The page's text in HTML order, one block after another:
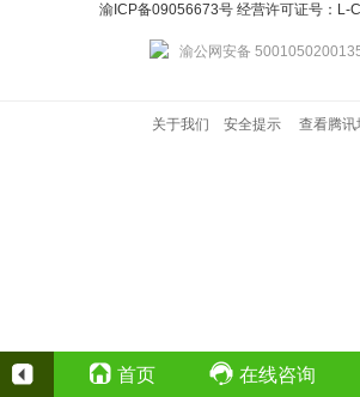
渝ICP备09056673号 经营许可证号：L-
渝公网安备
关于我们 安全提示 查看腾讯
首页 在线咨询